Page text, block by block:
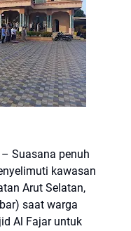
Suasana penuh
kawasan
Arut Selatan,
saat warga
Al Fajar untuk